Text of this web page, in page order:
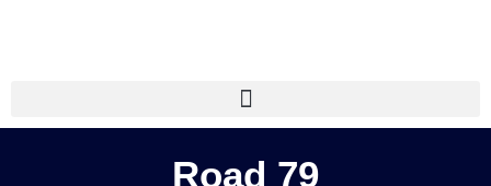
Road 79
Disable flashes
title Mark headings
Background Color